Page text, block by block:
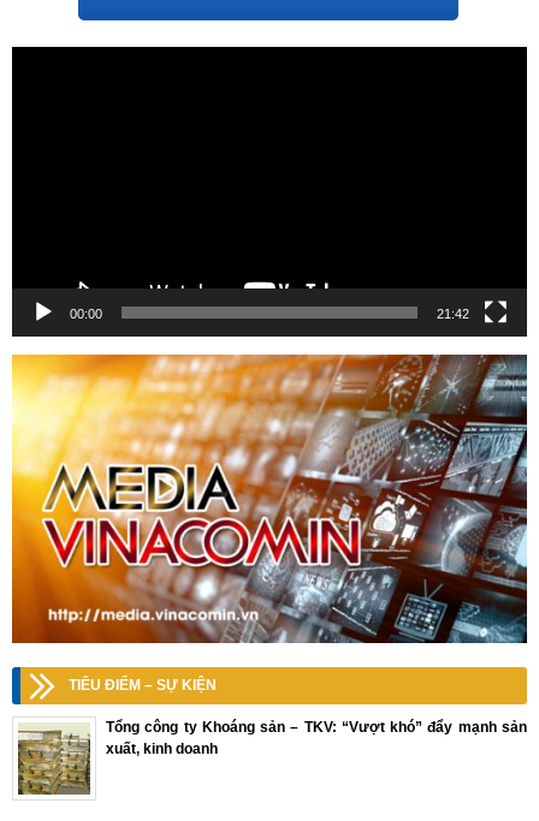
00:00 21:42
TIÊU ĐIỂM – SỰ KIỆN
Tổng công ty Khoáng sản – TKV: “Vượt khó” đẩy mạnh sản
xuất, kinh doanh